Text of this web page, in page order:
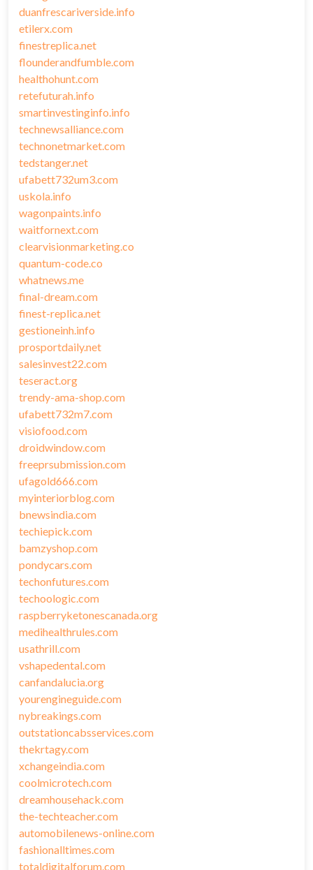
duanfrescariverside.info
etilerx.com
finestreplica.net
flounderandfumble.com
healthohunt.com
retefuturah.info
smartinvestinginfo.info
technewsalliance.com
technonetmarket.com
tedstanger.net
ufabett732um3.com
uskola.info
wagonpaints.info
waitfornext.com
clearvisionmarketing.co
quantum-code.co
whatnews.me
final-dream.com
finest-replica.net
gestioneinh.info
prosportdaily.net
salesinvest22.com
teseract.org
trendy-ama-shop.com
ufabett732m7.com
visiofood.com
droidwindow.com
freeprsubmission.com
ufagold666.com
myinteriorblog.com
bnewsindia.com
techiepick.com
bamzyshop.com
pondycars.com
techonfutures.com
techoologic.com
raspberryketonescanada.org
medihealthrules.com
usathrill.com
vshapedental.com
canfandalucia.org
yourengineguide.com
nybreakings.com
outstationcabsservices.com
thekrtagy.com
xchangeindia.com
coolmicrotech.com
dreamhousehack.com
the-techteacher.com
automobilenews-online.com
fashionalltimes.com
totaldigitalforum.com